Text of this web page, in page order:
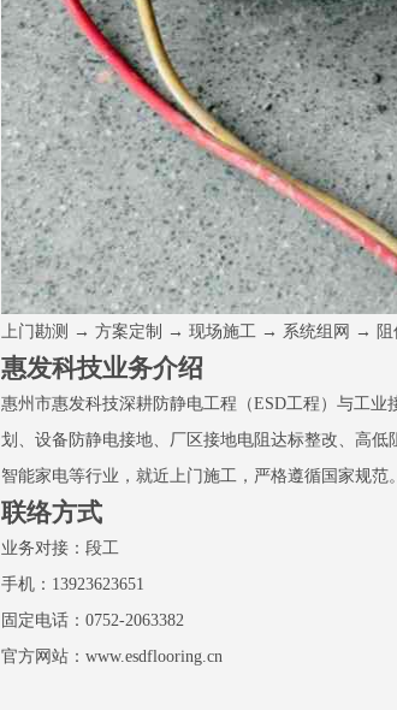
上门勘测 → 方案定制 → 现场施工 → 系统组网 → 阻
惠发科技业务介绍
惠州市惠发科技深耕防静电工程（ESD工程）与工
划、设备防静电接地、厂区接地电阻达标整改、高低
智能家电等行业，就近上门施工，严格遵循国家规范。
联络方式
业务对接：段工
手机：13923623651
固定电话：0752-2063382
官方网站：www.esdflooring.cn